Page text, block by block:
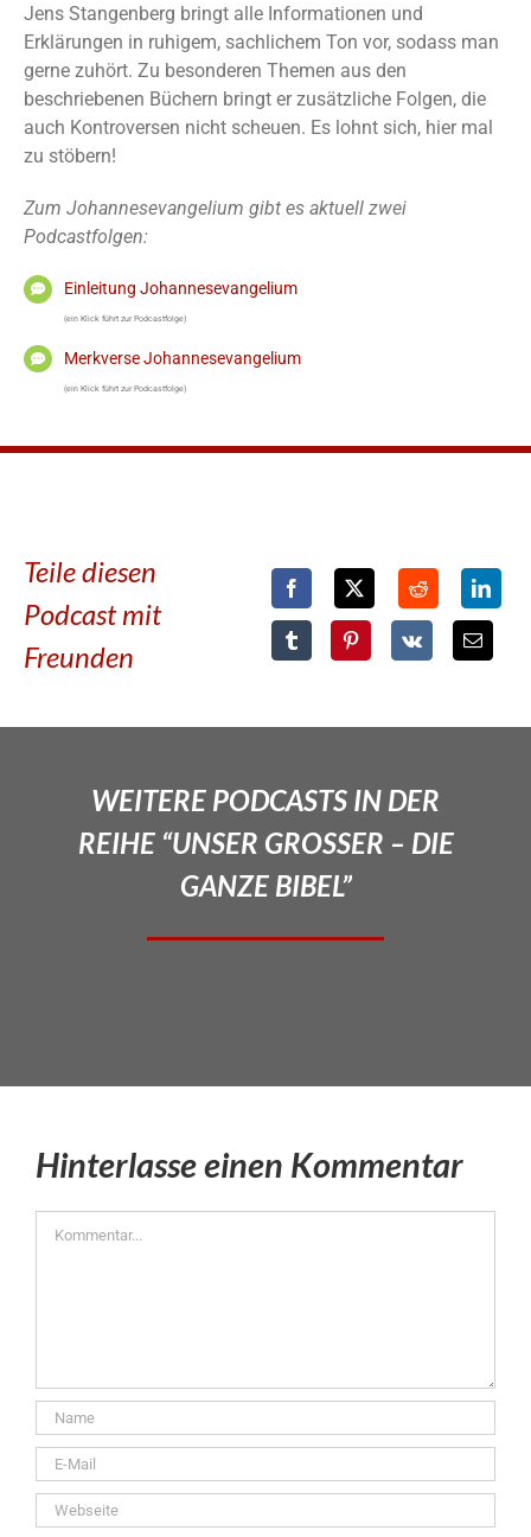
Jens Stangenberg bringt alle Informationen und
Erklärungen in ruhigem, sachlichem Ton vor, sodass man
gerne zuhört. Zu besonderen Themen aus den
beschriebenen Büchern bringt er zusätzliche Folgen, die
auch Kontroversen nicht scheuen. Es lohnt sich, hier mal
zu stöbern!
Zum Johannesevangelium gibt es aktuell zwei
Podcastfolgen:
Einleitung Johannesevangelium
(ein Klick führt zur Podcastfolge)
Merkverse Johannesevangelium
(ein Klick führt zur Podcastfolge)
Teile diesen
Podcast mit
Freunden
WEITERE PODCASTS IN DER
REIHE “UNSER GROSSER – DIE
GANZE BIBEL”
Hinterlasse einen Kommentar